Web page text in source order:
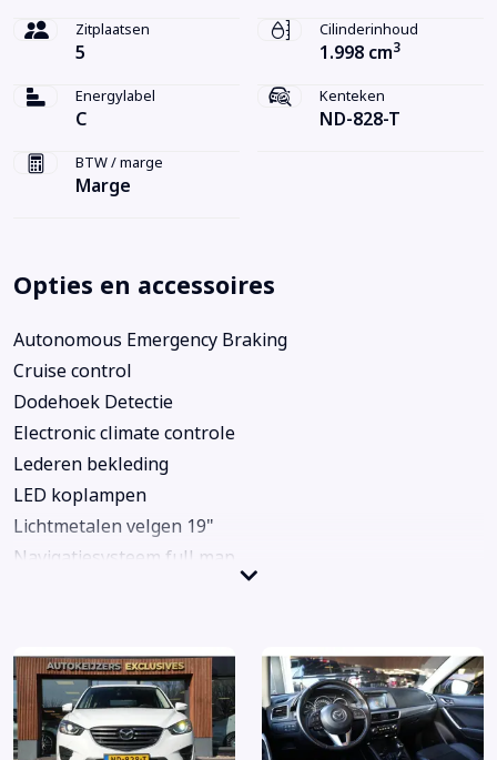
Zitplaatsen
5
Cilinderinhoud
1.998 cm3
Energylabel
C
Kenteken
ND-828-T
BTW / marge
Marge
Opties en accessoires
Autonomous Emergency Braking
Cruise control
Dodehoek Detectie
Electronic climate controle
Lederen bekleding
LED koplampen
Lichtmetalen velgen 19"
Navigatiesysteem full map
Achteruitrij assistent
Achteruitrijcamera
Airco
Alarm klasse 1(startblokkering)